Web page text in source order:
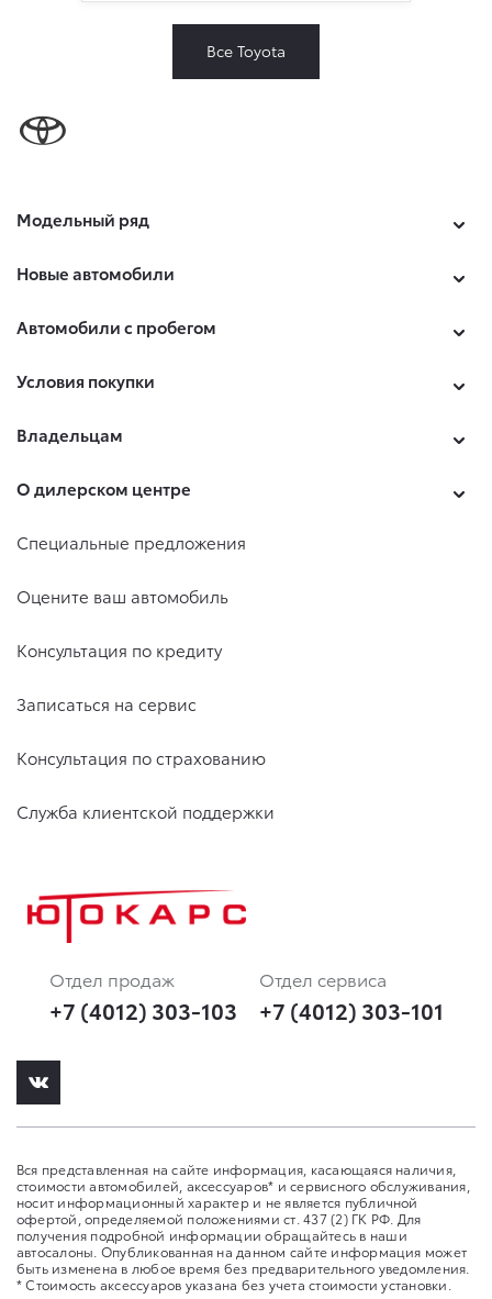
Все Toyota
Модельный ряд
Новые автомобили
Автомобили с пробегом
Условия покупки
Владельцам
О дилерском центре
Специальные предложения
Оцените ваш автомобиль
Консультация по кредиту
Записаться на сервис
Консультация по страхованию
Служба клиентской поддержки
Отдел продаж
+7 (4012) 303-103
Отдел сервиса
+7 (4012) 303-101
Вся представленная на сайте информация, касающаяся наличия,
стоимости автомобилей, аксессуаров* и сервисного обслуживания,
носит информационный характер и не является публичной
офертой, определяемой положениями ст. 437 (2) ГК РФ. Для
получения подробной информации обращайтесь в наши
автосалоны. Опубликованная на данном сайте информация может
быть изменена в любое время без предварительного уведомления.
* Стоимость аксессуаров указана без учета стоимости установки.